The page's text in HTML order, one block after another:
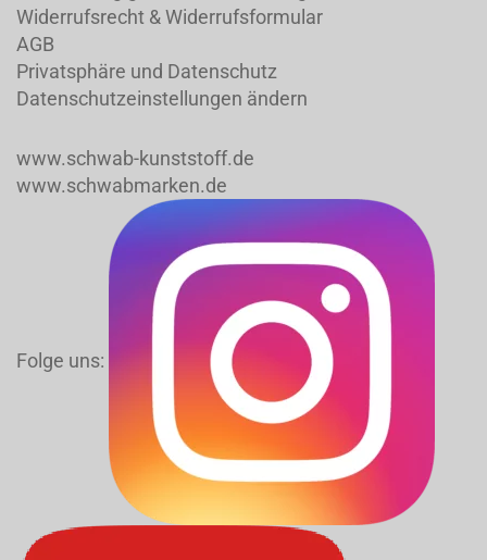
Widerrufsrecht & Widerrufsformular
AGB
Privatsphäre und Datenschutz
Datenschutzeinstellungen ändern
www.schwab-kunststoff.de
www.schwabmarken.de
Folge uns: